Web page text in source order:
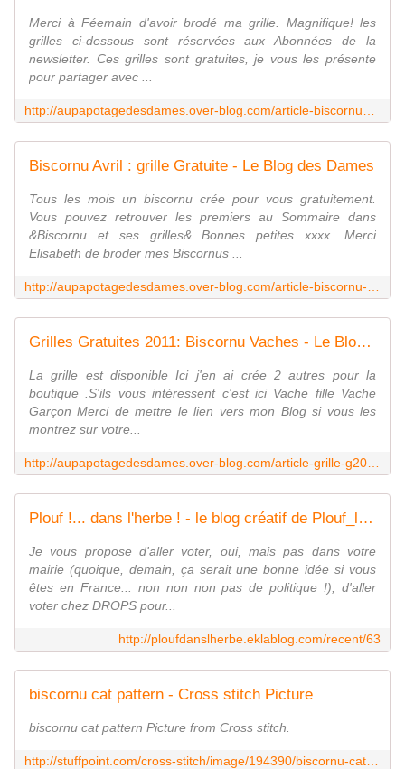
Merci à Féemain d'avoir brodé ma grille. Magnifique! les
grilles ci-dessous sont réservées aux Abonnées de la
newsletter. Ces grilles sont gratuites, je vous les présente
pour partager avec ...
Biscornu Avril : grille Gratuite - Le Blog des Dames
Tous les mois un biscornu crée pour vous gratuitement.
Vous pouvez retrouver les premiers au Sommaire dans
&Biscornu et ses grilles& Bonnes petites xxxx. Merci
Elisabeth de broder mes Biscornus ...
Grilles Gratuites 2011: Biscornu Vaches - Le Blog des Dames
La grille est disponible Ici j'en ai crée 2 autres pour la
boutique .S'ils vous intéressent c'est ici Vache fille Vache
Garçon Merci de mettre le lien vers mon Blog si vous les
montrez sur votre...
Plouf !... dans l'herbe ! - le blog créatif de Plouf_le_loup
Je vous propose d'aller voter, oui, mais pas dans votre
mairie (quoique, demain, ça serait une bonne idée si vous
êtes en France... non non non pas de politique !), d'aller
voter chez DROPS pour...
http://ploufdanslherbe.eklablog.com/recent/63
biscornu cat pattern - Cross stitch Picture
biscornu cat pattern Picture from Cross stitch.